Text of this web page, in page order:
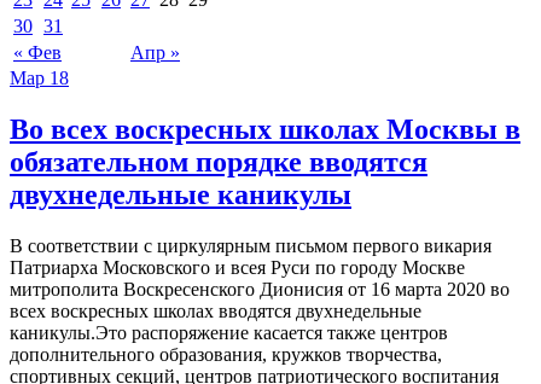
« Фев Апр »
30 31
Мар 18
Во всех воскресных школах Москвы в
обязательном порядке вводятся
двухнедельные каникулы
В соответствии с циркулярным письмом первого викария
Патриарха Московского и всея Руси по городу Москве
митрополита Воскресенского Дионисия от 16 марта 2020 во
всех воскресных школах вводятся двухнедельные
каникулы.Это распоряжение касается также центров
дополнительного образования, кружков творчества,
спортивных секций, центров патриотического воспитания